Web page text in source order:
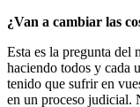
¿Van a cambiar las
Esta es la pregunta del
haciendo todos y cada
tenido que sufrir en
en un proceso judicial.